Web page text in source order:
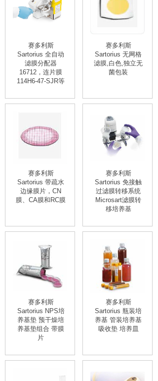
赛多利斯
Sartorius 全自动
滤膜分配器
16712，连片膜
114H6-47-SJR等
赛多利斯
Sartorius 无网格
滤膜,白色,独立无
菌包装
赛多利斯
Sartorius 带疏水
边缘膜片，CN
膜、CA膜和RC膜
赛多利斯
Sartorius 免接触
过滤膜转移系统
Microsart滤膜转
移培养基
赛多利斯
Sartorius NPS培
养基垫 预干燥培
养基垫组合 带膜
片
赛多利斯
Sartorius 瓶装培
养基 管装培养基
吸收垫 培养皿